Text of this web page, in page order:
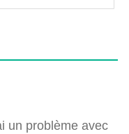
un problème avec